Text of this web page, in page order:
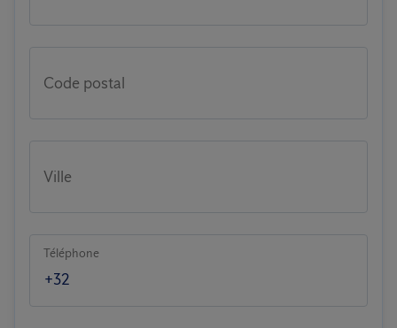
Code postal
Ville
Téléphone